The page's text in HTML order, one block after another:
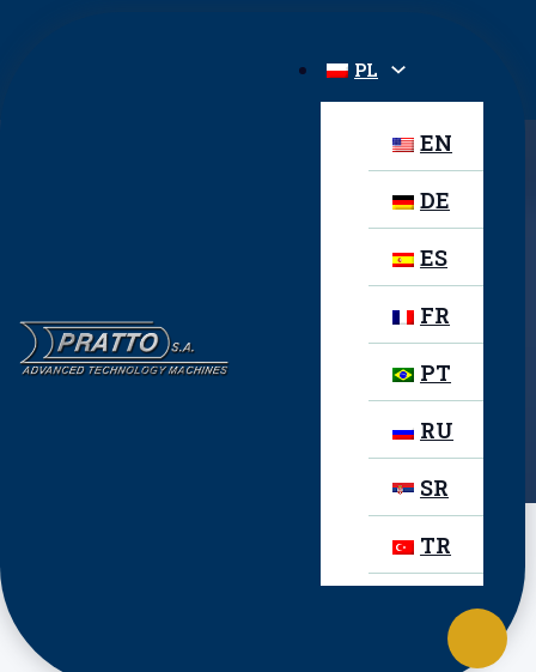
PL
EN
DE
ES
FR
PT
RU
SR
TR
POPRZEDNI PRODUKT
Starweld PO
NASTĘPNY PRODUKT
Starweld POH
Model Pratto Starweld PO-AIT jest podobny